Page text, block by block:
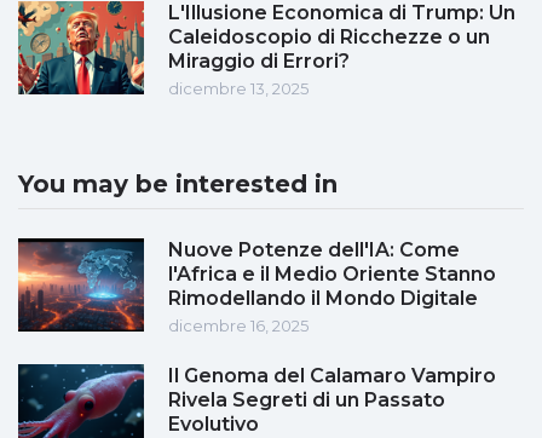
L'Illusione Economica di Trump: Un
Caleidoscopio di Ricchezze o un
Miraggio di Errori?
dicembre 13, 2025
You may be interested in
Nuove Potenze dell'IA: Come
l'Africa e il Medio Oriente Stanno
Rimodellando il Mondo Digitale
dicembre 16, 2025
Il Genoma del Calamaro Vampiro
Rivela Segreti di un Passato
Evolutivo